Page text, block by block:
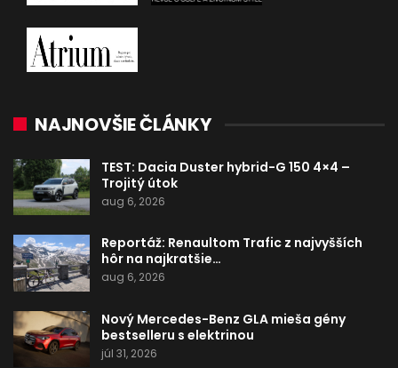
NAJNOVŠIE ČLÁNKY
TEST: Dacia Duster hybrid-G 150 4×4 –
Trojitý útok
aug 6, 2026
Reportáž: Renaultom Trafic z najvyšších
hôr na najkratšie…
aug 6, 2026
Nový Mercedes-Benz GLA mieša gény
bestselleru s elektrinou
júl 31, 2026